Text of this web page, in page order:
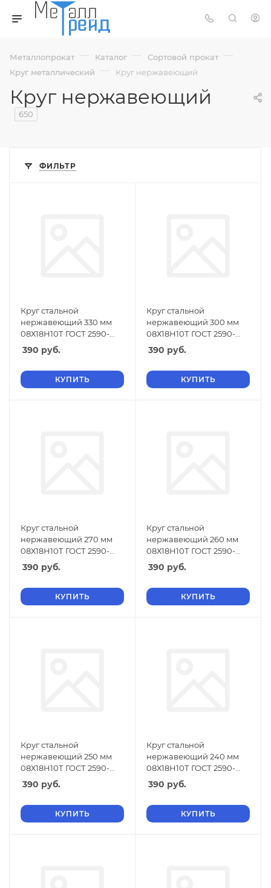
Металлопрокат — Каталог — Сортовой прокат —
Круг металлический — Круг нержавеющий
Круг нержавеющий
650
ФИЛЬТР
Круг стальной
нержавеющий 330 мм
08Х18Н10Т ГОСТ 2590-
2006
390 руб.
КУПИТЬ
Круг стальной
нержавеющий 300 мм
08Х18Н10Т ГОСТ 2590-
2006
390 руб.
КУПИТЬ
Круг стальной
нержавеющий 270 мм
08Х18Н10Т ГОСТ 2590-
2006
390 руб.
КУПИТЬ
Круг стальной
нержавеющий 260 мм
08Х18Н10Т ГОСТ 2590-
2006
390 руб.
КУПИТЬ
Круг стальной
нержавеющий 250 мм
08Х18Н10Т ГОСТ 2590-
2006
390 руб.
КУПИТЬ
Круг стальной
нержавеющий 240 мм
08Х18Н10Т ГОСТ 2590-
2006
390 руб.
КУПИТЬ